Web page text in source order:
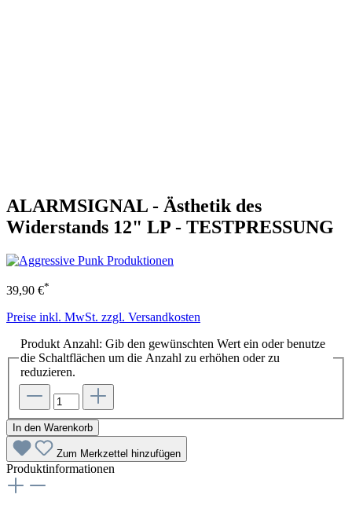
ALARMSIGNAL - Ästhetik des
Widerstands 12" LP - TESTPRESSUNG
39,90 €*
Preise inkl. MwSt. zzgl. Versandkosten
Produkt Anzahl: Gib den gewünschten Wert ein oder benutze
die Schaltflächen um die Anzahl zu erhöhen oder zu
reduzieren.
In den Warenkorb
Zum Merkzettel hinzufügen
Produktinformationen